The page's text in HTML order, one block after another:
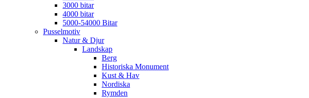
3000 bitar
4000 bitar
5000-54000 Bitar
Pusselmotiv
Natur & Djur
Landskap
Berg
Historiska Monument
Kust & Hav
Nordiska
Rymden